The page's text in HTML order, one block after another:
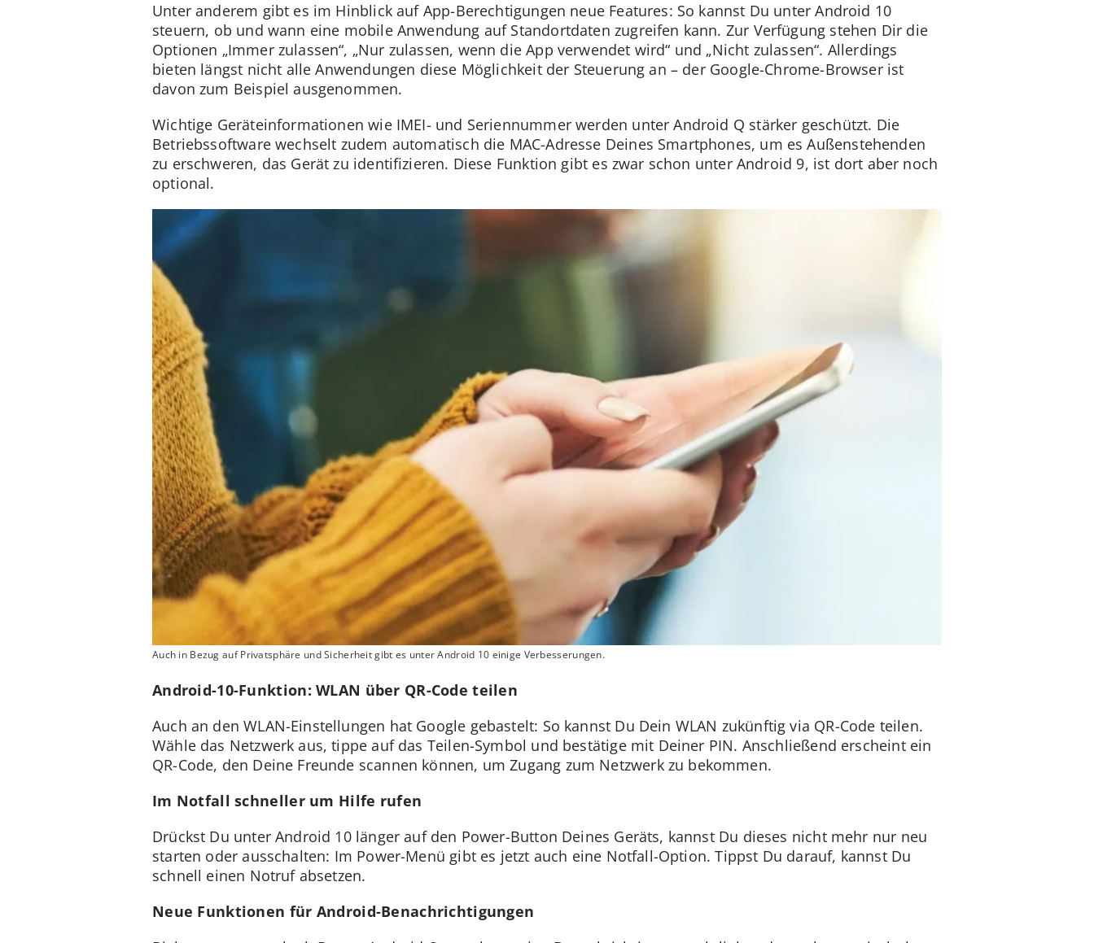
Unter anderem gibt es im Hinblick auf App-Berechtigungen neue Features: So kannst Du unter Android 10
steuern, ob und wann eine mobile Anwendung auf Standortdaten zugreifen kann. Zur Verfügung stehen Dir die
Optionen „Immer zulassen“, „Nur zulassen, wenn die App verwendet wird“ und „Nicht zulassen“. Allerdings
bieten längst nicht alle Anwendungen diese Möglichkeit der Steuerung an – der Google-Chrome-Browser ist
davon zum Beispiel ausgenommen.
Wichtige Geräteinformationen wie IMEI- und Seriennummer werden unter Android Q stärker geschützt. Die
Betriebssoftware wechselt zudem automatisch die MAC-Adresse Deines Smartphones, um es Außenstehenden
zu erschweren, das Gerät zu identifizieren. Diese Funktion gibt es zwar schon unter Android 9, ist dort aber noch
optional.
Auch in Bezug auf Privatsphäre und Sicherheit gibt es unter Android 10 einige Verbesserungen.
Android-10-Funktion: WLAN über QR-Code teilen
Auch an den WLAN-Einstellungen hat Google gebastelt: So kannst Du Dein WLAN zukünftig via QR-Code teilen.
Wähle das Netzwerk aus, tippe auf das Teilen-Symbol und bestätige mit Deiner PIN. Anschließend erscheint ein
QR-Code, den Deine Freunde scannen können, um Zugang zum Netzwerk zu bekommen.
Im Notfall schneller um Hilfe rufen
Drückst Du unter Android 10 länger auf den Power-Button Deines Geräts, kannst Du dieses nicht mehr nur neu
starten oder ausschalten: Im Power-Menü gibt es jetzt auch eine Notfall-Option. Tippst Du darauf, kannst Du
schnell einen Notruf absetzen.
Neue Funktionen für Android-Benachrichtigungen